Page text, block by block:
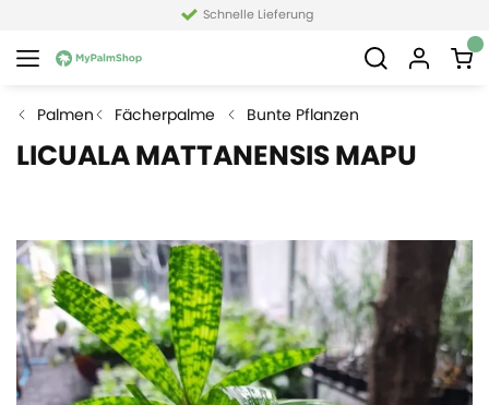
Schnelle Lieferung
Palmen Fächerpalme Bunte Pflanzen
LICUALA MATTANENSIS MAPU